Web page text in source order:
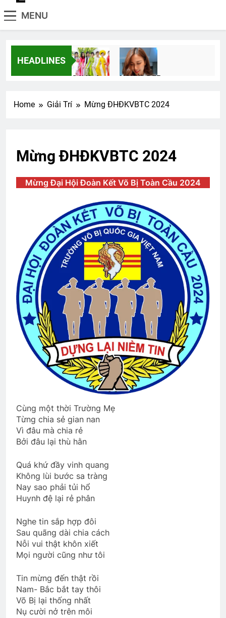
MENU
HEADLINES
Gái Xuân NGƯỜI ĐẸP
TIẾNG ĐÀN TRONG ĐÊM (Bạch Cư Dị)
3 Years Ago
Văn thư BCH-TH
2 Years Ago
Tiểu Đoàn 36 BĐQ VNCH
2 Years Ago
CTBCTY Tập IV chương 41
3 Years Ago
Lễ Truy Điệu Truyền Thống
3 Years Ago
Thăm CSVSQ PHẠM VĂN MAI K20
2 Years Ago
Nam Việt Nam 1967
2 Years Ago
LK Thị Trấn Về Đêm
2 Years Ago
3 Years Ago
Home Giải Trí Mừng ĐHĐKVBTC 2024
Mừng ĐHĐKVBTC 2024
Mừng Đại Hội Đoàn Kết Võ Bị Toàn Cầu 2024
Cùng một thời Trường Mẹ
Từng chia sẻ gian nan
Vì đâu mà chia rẻ
Bởi đâu lại thù hằn
Quá khứ đầy vinh quang
Không lùi bước sa tràng
Nay sao phải tủi hổ
Huynh đệ lại rẻ phân
Nghe tin sắp hợp đôi
Sau quãng dài chia cách
Nỗi vui thật khôn xiết
Mọi người cũng như tôi
Tin mừng đến thật rồi
Nam- Bắc bắt tay thôi
Võ Bị lại thống nhất
Nụ cười nở trên môi